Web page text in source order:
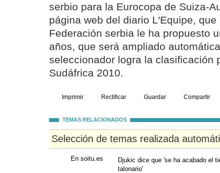
serbio para la Eurocopa de Suiza-
página web del diario L'Equipe,
Federación serbia le ha propuesto
años, que será ampliado
seleccionador logra la clasificación
Sudáfrica 2010.
Imprimir Rectificar Guardar Compartir
TEMAS RELACIONADOS
Selección de temas realizada
En soitu.es
Djukic dice que 'se ha acabado el
talonario'